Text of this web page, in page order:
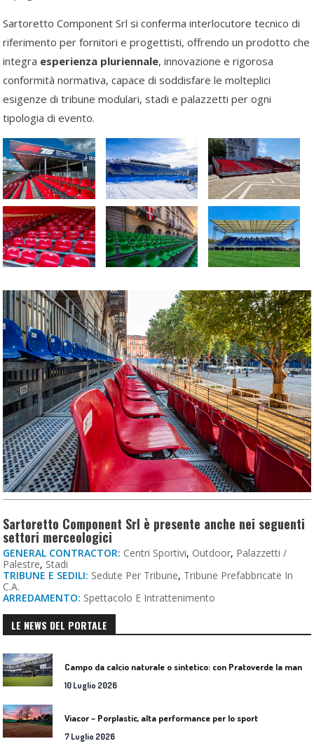
Sartoretto Component Srl si conferma interlocutore tecnico di
riferimento per fornitori e progettisti, offrendo un prodotto che
integra esperienza pluriennale, innovazione e rigorosa
conformità normativa, capace di soddisfare le molteplici
esigenze di tribune modulari, stadi e palazzetti per ogni
tipologia di evento.
Sartoretto Component Srl è presente anche nei seguenti
settori merceologici
GENERAL CONTRACTOR: Centri Sportivi, Outdoor, Palazzetti /
Palestre, Stadi
TRIBUNE E SEDILI: Sedute Per Tribune, Tribune Prefabbricate In
C.a.
ARREDAMENTO: Spettacolo E Intrattenimento
LE NEWS DEL PORTALE
10 Luglio 2026
Viacor – Porplastic, alta performance per lo sport
7 Luglio 2026